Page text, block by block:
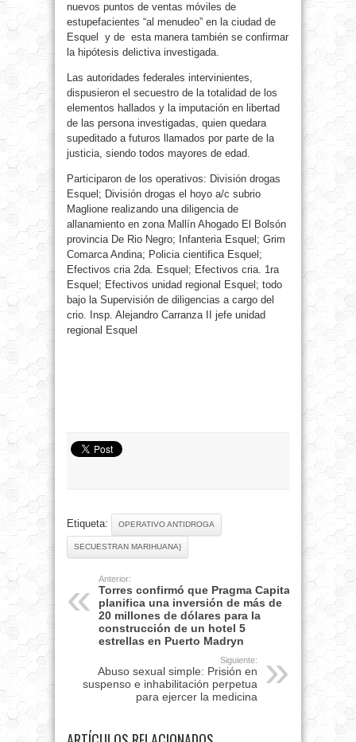
nuevos puntos de ventas móviles de
estupefacientes “al menudeo” en la ciudad de
Esquel y de esta manera también se confirmar
la hipótesis delictiva investigada.
Las autoridades federales intervinientes,
dispusieron el secuestro de la totalidad de los
elementos hallados y la imputación en libertad
de las persona investigadas, quien quedara
supeditado a futuros llamados por parte de la
justicia, siendo todos mayores de edad.
Participaron de los operativos: División drogas
Esquel; División drogas el hoyo a/c subrio
Maglione realizando una diligencia de
allanamiento en zona Mallín Ahogado El Bolsón
provincia De Rio Negro; Infanteria Esquel; Grim
Comarca Andina; Policia cientifica Esquel;
Efectivos cria 2da. Esquel; Efectivos cria. 1ra
Esquel; Efectivos unidad regional Esquel; todo
bajo la Supervisión de diligencias a cargo del
crio. Insp. Alejandro Carranza II jefe unidad
regional Esquel
Etiqueta: OPERATIVO ANTIDROGA
SECUESTRAN MARIHUANA}
Anterior:
Torres confirmó que Pragma Capital
planifica una inversión de más de
20 millones de dólares para la
construcción de un hotel 5
estrellas en Puerto Madryn
Siguiente:
Abuso sexual simple: Prisión en
suspenso e inhabilitación perpetua
para ejercer la medicina